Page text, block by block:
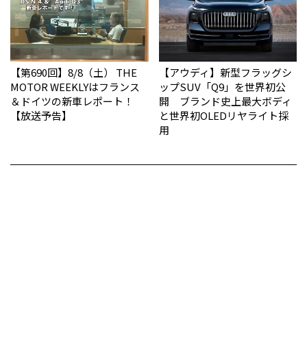
【第690回】8/8（土） THE
MOTOR WEEKLYはフランス
＆ドイツの新車レポート！
【放送予告】
【アウディ】新型フラッグシ
ップSUV「Q9」を世界初公
開 ブランド史上最大ボディ
と世界初OLEDリヤライト採
用